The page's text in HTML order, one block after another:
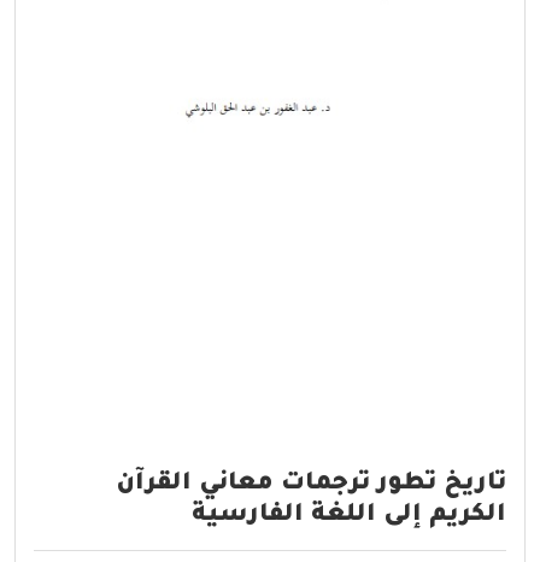
تاريخ تطور ترجمات معاني القرآن
الكريم إلى اللغة الفارسية